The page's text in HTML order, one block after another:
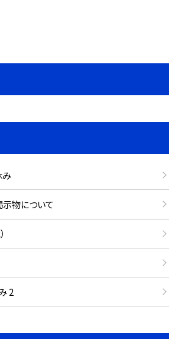
み
物について
2